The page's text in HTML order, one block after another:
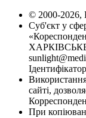
© 2000-2026,
Суб'єкт у
ХАРКІВСЬКЕ
сайті,
При